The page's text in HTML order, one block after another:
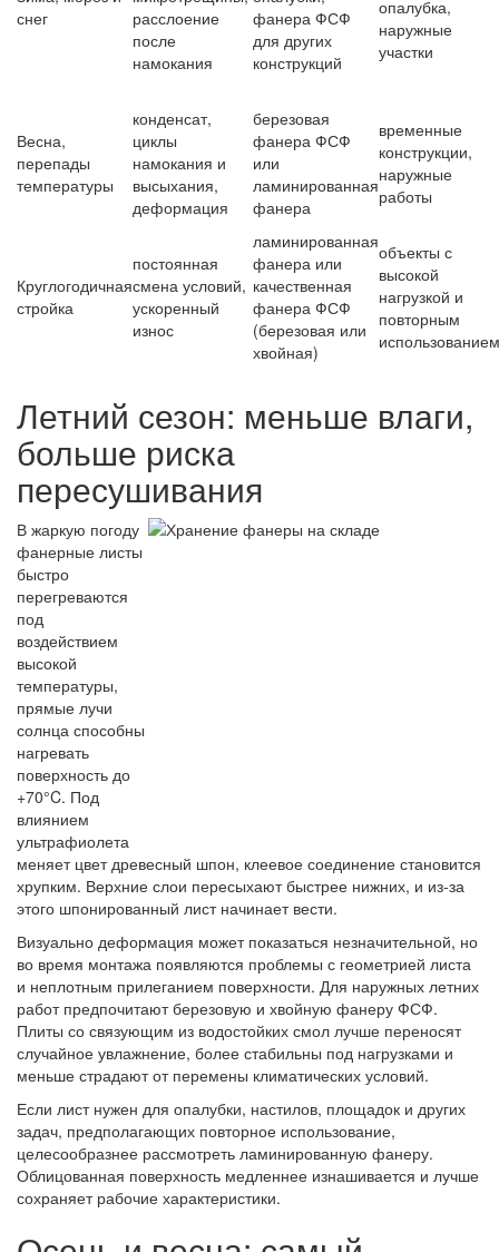
снег
расслоение
после
намокания
фанера ФСФ
для других
конструкций
опалубка,
наружные
участки
Весна,
перепады
температуры
конденсат,
циклы
намокания и
высыхания,
деформация
березовая
фанера ФСФ
или
ламинированная
фанера
временные
конструкции,
наружные
работы
Круглогодичная
стройка
постоянная
смена условий,
ускоренный
износ
ламинированная
фанера или
качественная
фанера ФСФ
(березовая или
хвойная)
объекты с
высокой
нагрузкой и
повторным
использованием
Летний сезон: меньше влаги,
больше риска
пересушивания
В жаркую погоду
фанерные листы
быстро
перегреваются
под
воздействием
высокой
температуры,
прямые лучи
солнца способны
нагревать
поверхность до
+70°C. Под
влиянием
ультрафиолета
меняет цвет древесный шпон, клеевое соединение становится
хрупким. Верхние слои пересыхают быстрее нижних, и из-за
этого шпонированный лист начинает вести.
Визуально деформация может показаться незначительной, но
во время монтажа появляются проблемы с геометрией листа
и неплотным прилеганием поверхности. Для наружных летних
работ предпочитают березовую и хвойную фанеру ФСФ.
Плиты со связующим из водостойких смол лучше переносят
случайное увлажнение, более стабильны под нагрузками и
меньше страдают от перемены климатических условий.
Если лист нужен для опалубки, настилов, площадок и других
задач, предполагающих повторное использование,
целесообразнее рассмотреть ламинированную фанеру.
Облицованная поверхность медленнее изнашивается и лучше
сохраняет рабочие характеристики.